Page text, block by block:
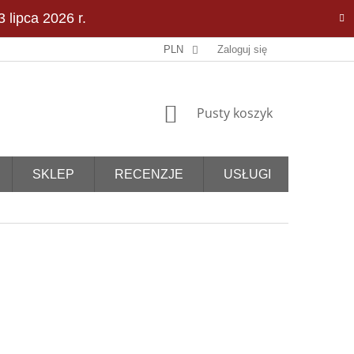
lipca 2026 r.
PLN Zaloguj się
KOSZYK
Pusty koszyk
SKLEP RECENZJE USŁUGI